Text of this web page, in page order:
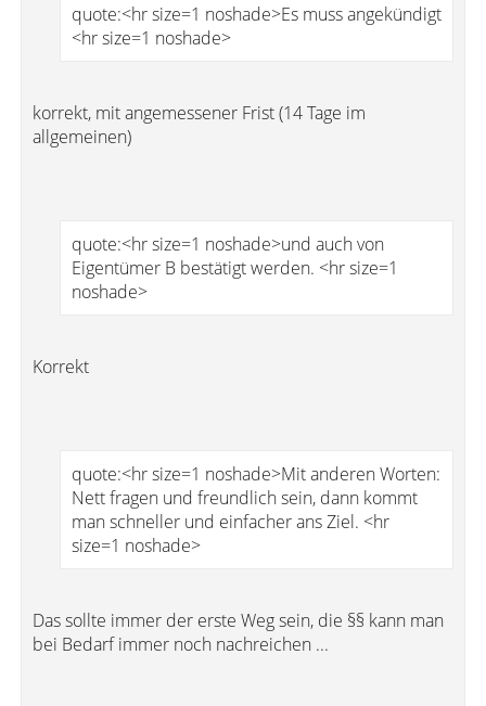
quote:<hr size=1 noshade>Es muss angekündigt
<hr size=1 noshade>
korrekt, mit angemessener Frist (14 Tage im
allgemeinen)
quote:<hr size=1 noshade>und auch von
Eigentümer B bestätigt werden. <hr size=1
noshade>
Korrekt
quote:<hr size=1 noshade>Mit anderen Worten:
Nett fragen und freundlich sein, dann kommt
man schneller und einfacher ans Ziel. <hr
size=1 noshade>
Das sollte immer der erste Weg sein, die §§ kann man
bei Bedarf immer noch nachreichen ...